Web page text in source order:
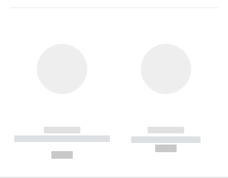
------------
----------- ----------- --------
------------
----------- -----------